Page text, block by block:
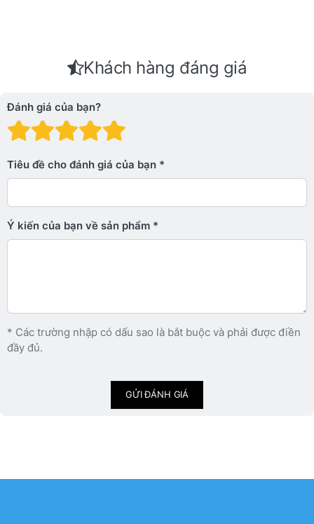
Khách hàng đáng giá
Đánh giá của bạn?
Đánh giá: 4 trên 5
Đánh giá: 3 trên 5 sao.
Đánh giá: 2 trên 5 sao.
Đánh giá: 1 trên 5 sao. Xấu
Tiêu đề cho đánh giá của bạn
Ý kiến ​​của bạn về sản phẩm
* Các trường nhập có dấu sao là bắt buộc và phải được điền
đầy đủ.
GỬI ĐÁNH GIÁ